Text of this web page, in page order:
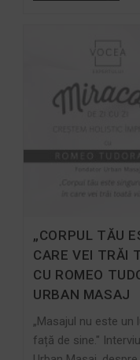
„CORPUL TĂU
CARE VEI TRĂI
CU ROMEO
URBAN MASAJ
„Masajul nu este
față de sine."